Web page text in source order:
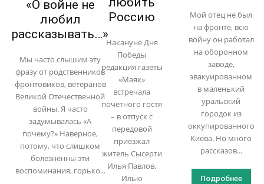
«О войне не
любил
рассказывать…»
Мы часто слышим эту
фразу от родственников
фронтовиков, ветеранов
Великой Отечественной
войны. Я часто
задумывалась «А
почему?» Наверное,
потому, что слишком
болезненны эти
воспоминания, горько...
Россию
Накануне Дня
Победы
редакция газеты
«Маяк»
встречала
почетного гостя
– в отпуск с
передовой
приезжал
житель Сысерти
Илья Павлов.
Илью
Мой отец не был
на фронте, всю
войну он работал
на оборонном
заводе,
эвакуированном
в маленький
уральский
городок из
оккупированного
Киева. Но много
рассказов...
Подробнее